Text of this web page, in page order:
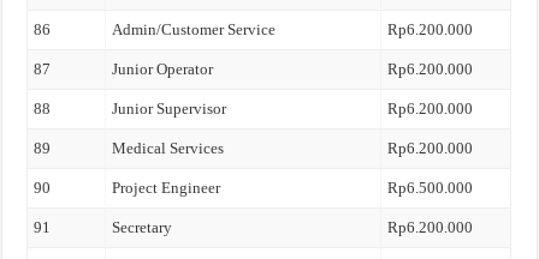
86 Admin/Customer Service Rp6.200.000
87 Junior Operator Rp6.200.000
88 Junior Supervisor Rp6.200.000
89 Medical Services Rp6.200.000
90 Project Engineer Rp6.500.000
91 Secretary Rp6.200.000